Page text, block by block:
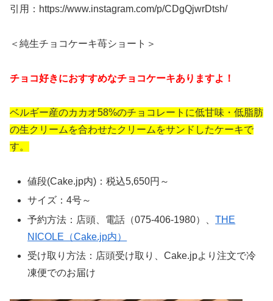
引用：https://www.instagram.com/p/CDgQjwrDtsh/
＜純生チョコケーキ苺ショート＞
チョコ好きにおすすめなチョコケーキありますよ！
ベルギー産のカカオ58%のチョコレートに低甘味・低脂肪
の生クリームを合わせたクリームをサンドしたケーキで
す。
値段(Cake.jp内)：税込5,650円～
サイズ：4号～
予約方法：店頭、電話（075-406-1980）、THE
NICOLE（Cake.jp内）
受け取り方法：店頭受け取り、Cake.jpより注文で冷
凍便でのお届け